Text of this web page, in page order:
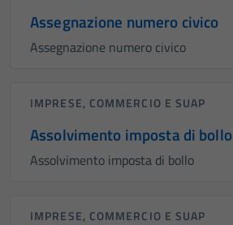
Assegnazione numero civico
Assegnazione numero civico
IMPRESE, COMMERCIO E SUAP
Assolvimento imposta di bollo
Assolvimento imposta di bollo
IMPRESE, COMMERCIO E SUAP